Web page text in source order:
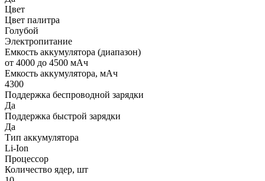
Цвет
Цвет палитра
Голубой
Электропитание
Емкость аккумулятора (диапазон)
от 4000 до 4500 мАч
Емкость аккумулятора, мАч
4300
Поддержка беспроводной зарядки
Да
Поддержка быстрой зарядки
Да
Тип аккумулятора
Li-Ion
Процессор
Количество ядер, шт